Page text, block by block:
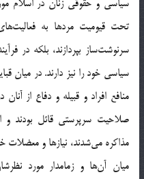
تحت قیومیت مردها به
سرنوشت‌ساز بپردازند، بلکه در
سیاسی خود را نیز دارند. در میان
منافع افراد و قبیله و دفاع از
صلاحیت سرپرستی قائل بودند و
مذاکره می‌شدند، نیازها و معضلات
میان آن‌ها و زمامدار مورد